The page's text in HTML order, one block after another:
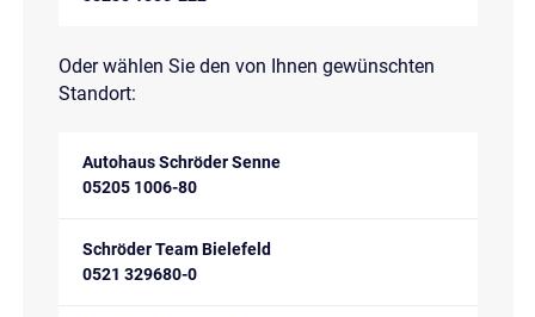
Oder wählen Sie den von Ihnen gewünschten
Standort:
Autohaus Schröder Senne
05205 1006-80
Schröder Team Bielefeld
0521 329680-0